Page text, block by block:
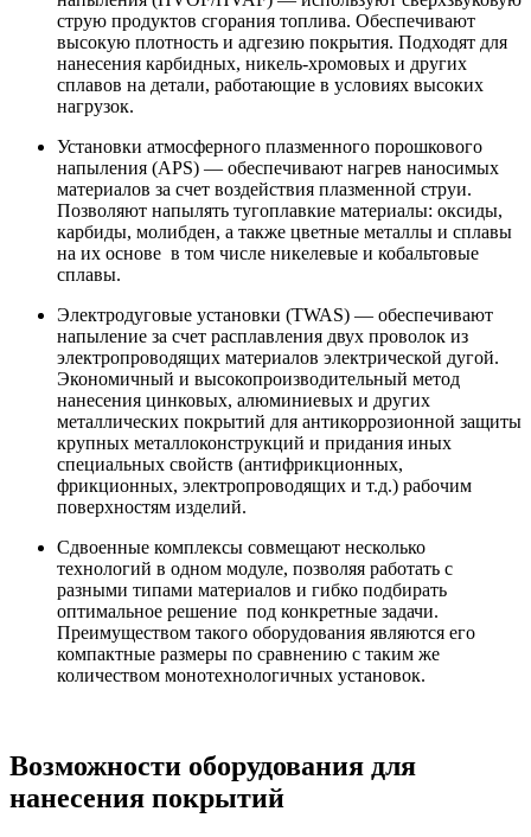
струю продуктов сгорания топлива. Обеспечивают
высокую плотность и адгезию покрытия. Подходят для
нанесения карбидных, никель-хромовых и других
сплавов на детали, работающие в условиях высоких
нагрузок.
Установки атмосферного плазменного порошкового
напыления (APS) — обеспечивают нагрев наносимых
материалов за счет воздействия плазменной струи.
Позволяют напылять тугоплавкие материалы: оксиды,
карбиды, молибден, а также цветные металлы и сплавы
на их основе в том числе никелевые и кобальтовые
сплавы.
Электродуговые установки (TWAS) — обеспечивают
напыление за счет расплавления двух проволок из
электропроводящих материалов электрической дугой.
Экономичный и высокопроизводительный метод
нанесения цинковых, алюминиевых и других
металлических покрытий для антикоррозионной защиты
крупных металлоконструкций и придания иных
специальных свойств (антифрикционных,
фрикционных, электропроводящих и т.д.) рабочим
поверхностям изделий.
Сдвоенные комплексы совмещают несколько
технологий в одном модуле, позволяя работать с
разными типами материалов и гибко подбирать
оптимальное решение под конкретные задачи.
Преимуществом такого оборудования являются его
компактные размеры по сравнению с таким же
количеством монотехнологичных установок.
Возможности оборудования для
нанесения покрытий